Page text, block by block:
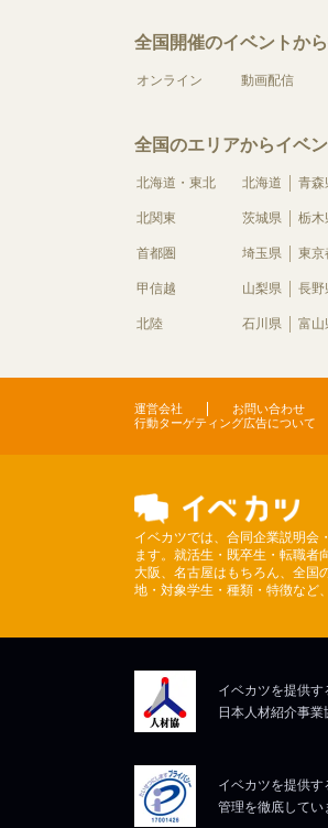
全国開催のイベントか
オンライン 動画配信
全国のエリアからイベ
北海道・東北 北海道 青森
北関東 茨城県 栃木
首都圏 埼玉県 東京
甲信越 山梨県 長野
北陸 石川県 富山
運営会社 お問い合わせ
行動ターゲティング広告について
イベカツでは、合同企業説明会
ます。就活生・既卒生・転職者
大阪、名古屋はもちろん、全国
地・対象学生・種類・特徴など